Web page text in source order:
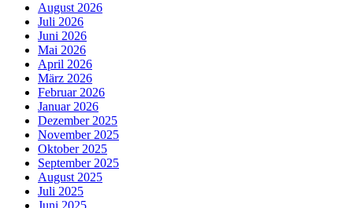
August 2026
Juli 2026
Juni 2026
Mai 2026
April 2026
März 2026
Februar 2026
Januar 2026
Dezember 2025
November 2025
Oktober 2025
September 2025
August 2025
Juli 2025
Juni 2025